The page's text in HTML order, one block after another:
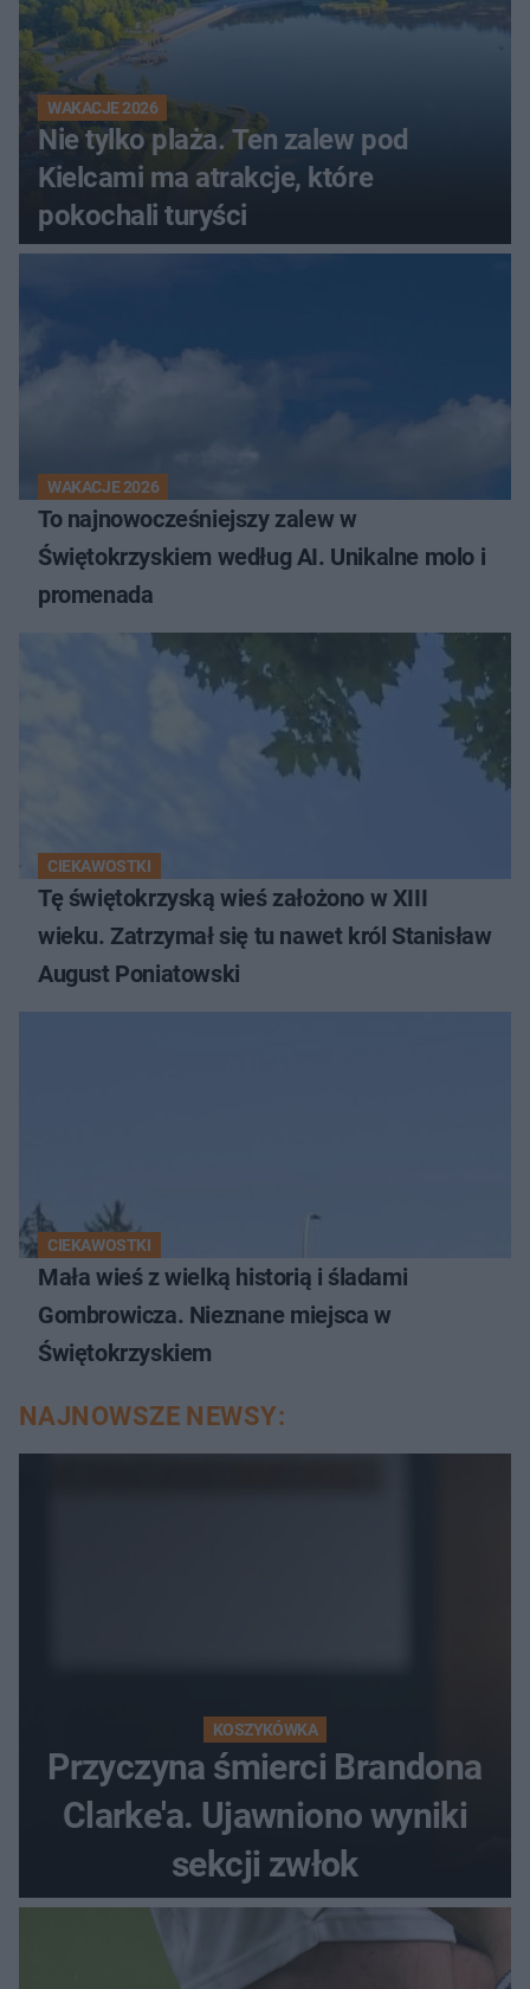
WAKACJE 2026
Nie tylko plaża. Ten zalew pod
Kielcami ma atrakcje, które
pokochali turyści
WAKACJE 2026
To najnowocześniejszy zalew w
Świętokrzyskiem według AI. Unikalne molo i
promenada
CIEKAWOSTKI
Tę świętokrzyską wieś założono w XIII
wieku. Zatrzymał się tu nawet król Stanisław
August Poniatowski
CIEKAWOSTKI
Mała wieś z wielką historią i śladami
Gombrowicza. Nieznane miejsca w
Świętokrzyskiem
NAJNOWSZE NEWSY:
KOSZYKÓWKA
Przyczyna śmierci Brandona
Clarke'a. Ujawniono wyniki
sekcji zwłok